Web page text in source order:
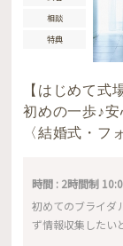
相談
特典
【はじめて式
初めの一歩♪
〈結婚式・フ
時間 : 2時間制
初めてのブライダ
ず情報収集したい